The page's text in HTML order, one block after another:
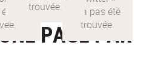
PAGE PAR